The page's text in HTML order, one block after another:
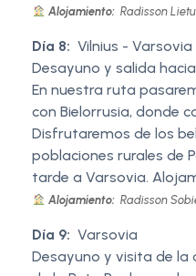
Alojamiento: Radisson
Día 8: Vilnius - Varsovia
Desayuno y salida
En nuestra ruta
con Bielorrusia, donde
Disfrutaremos de los
poblaciones rurales de
tarde a Varsovia.
Alojamiento: Radisson
Día 9: Varsovia
Desayuno y visita de la